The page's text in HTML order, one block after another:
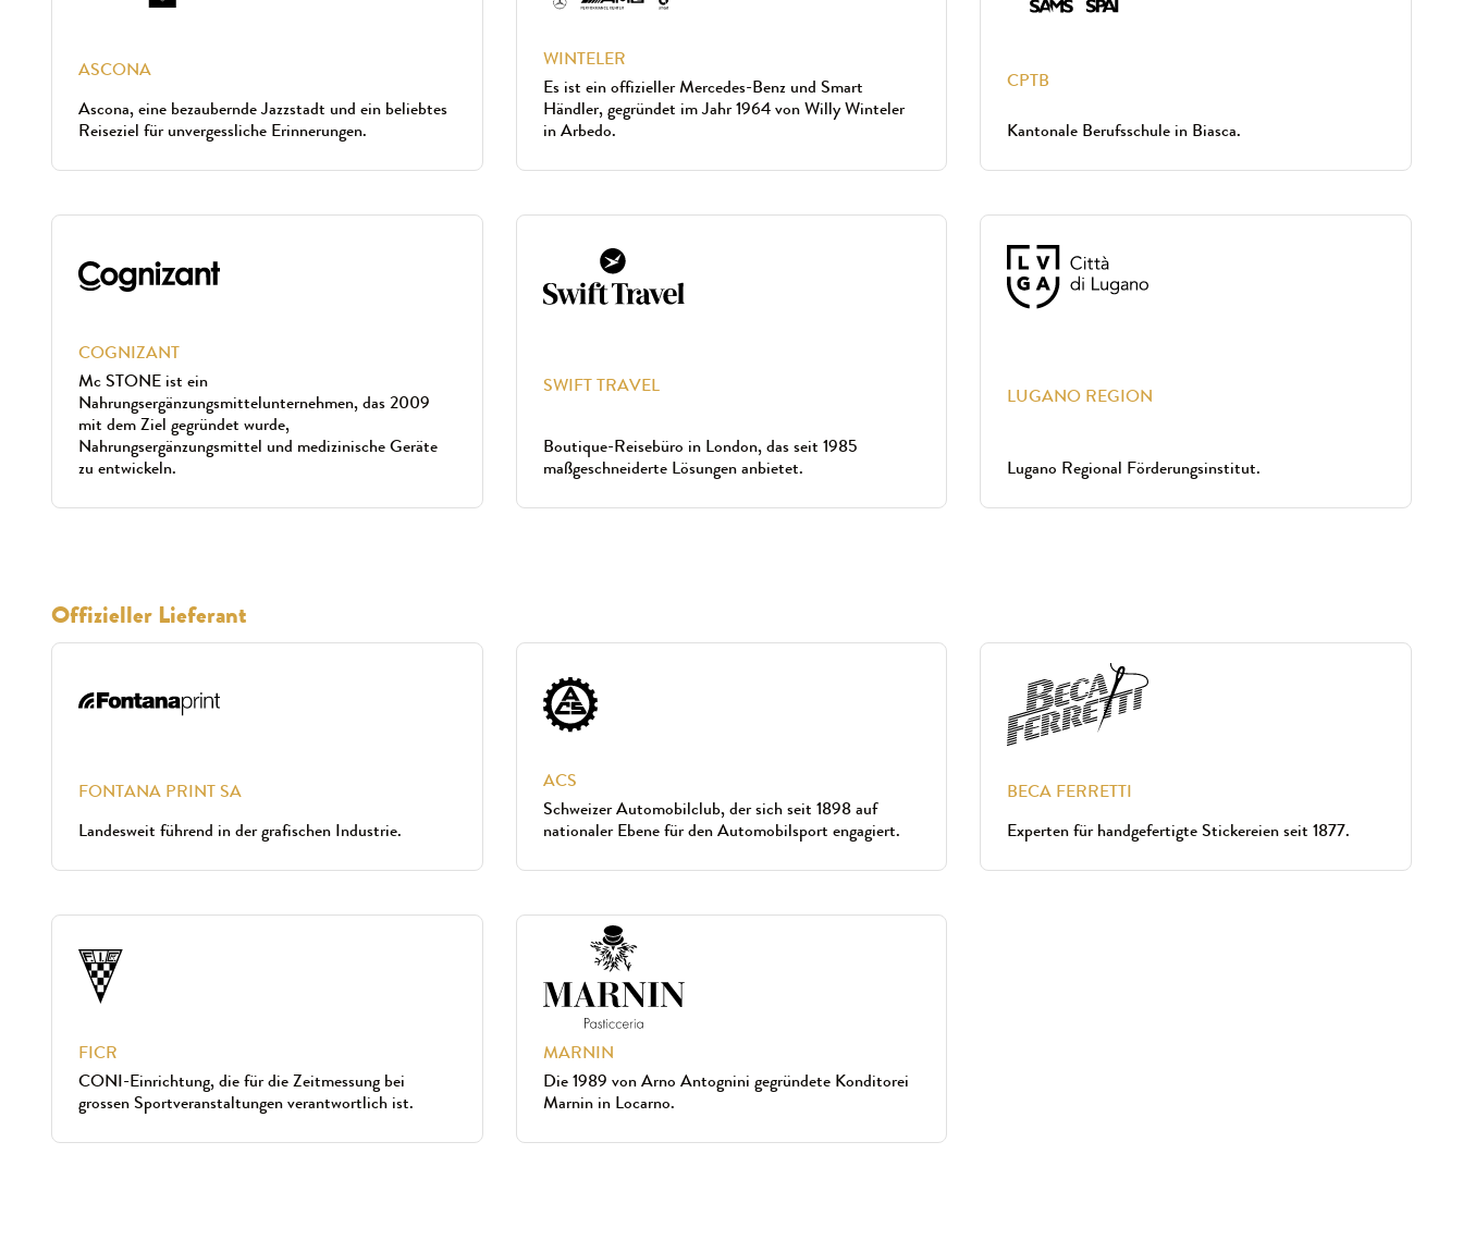
ASCONA
Ascona, eine bezaubernde Jazzstadt und ein beliebtes
Reiseziel für unvergessliche Erinnerungen.
WINTELER
Es ist ein offizieller Mercedes-Benz und Smart
Händler, gegründet im Jahr 1964 von Willy Winteler
in Arbedo.
CPTB
Kantonale Berufsschule in Biasca.
COGNIZANT
Mc STONE ist ein
Nahrungsergänzungsmittelunternehmen, das 2009
mit dem Ziel gegründet wurde,
Nahrungsergänzungsmittel und medizinische Geräte
zu entwickeln.
SWIFT TRAVEL
Boutique-Reisebüro in London, das seit 1985
maßgeschneiderte Lösungen anbietet.
LUGANO REGION
Lugano Regional Förderungsinstitut.
Offizieller Lieferant
FONTANA PRINT SA
Landesweit führend in der grafischen Industrie.
ACS
Schweizer Automobilclub, der sich seit 1898 auf
nationaler Ebene für den Automobilsport engagiert.
BECA FERRETTI
Experten für handgefertigte Stickereien seit 1877.
FICR
CONI-Einrichtung, die für die Zeitmessung bei
grossen Sportveranstaltungen verantwortlich ist.
MARNIN
Die 1989 von Arno Antognini gegründete Konditorei
Marnin in Locarno.